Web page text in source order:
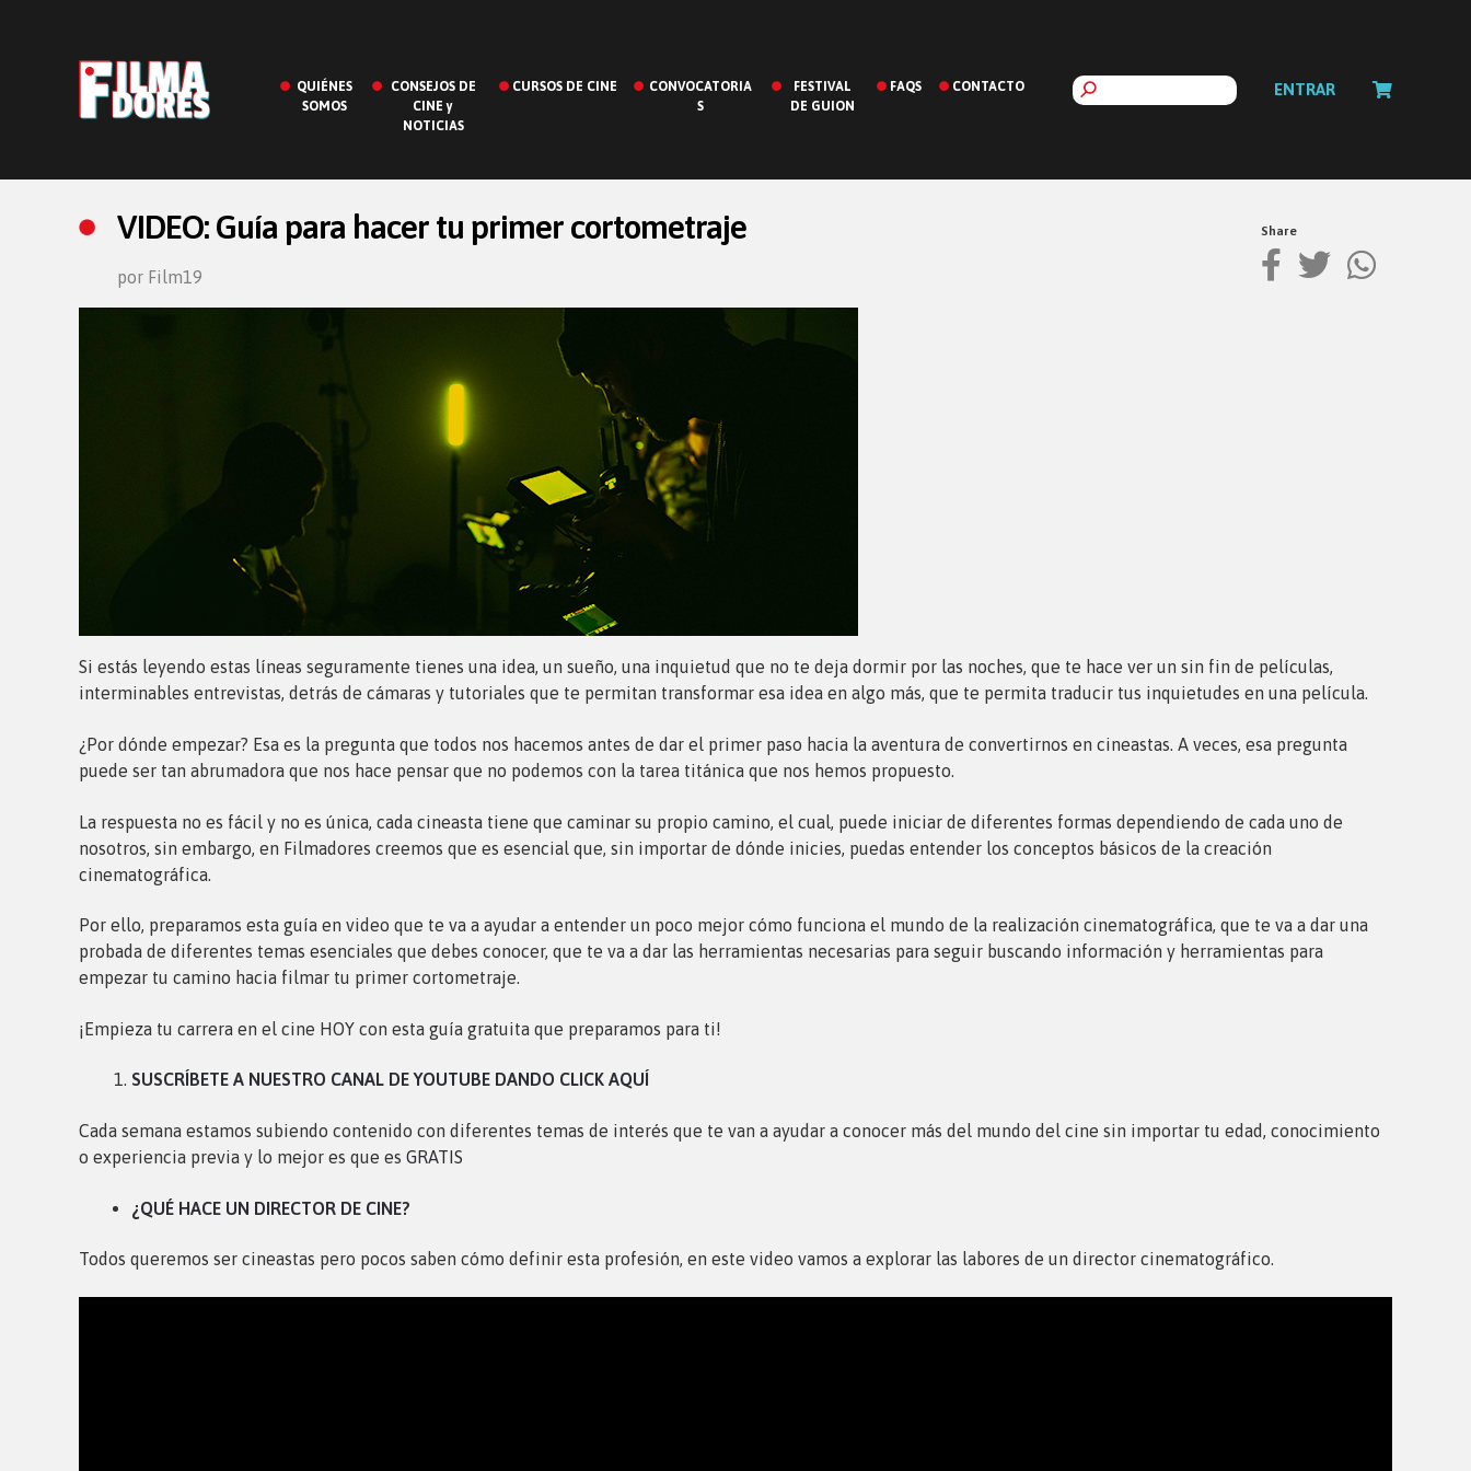
QUIÉNES
SOMOS
CONSEJOS DE
CINE y
NOTICIAS
CURSOS DE CINE
CONVOCATORIA
S
FESTIVAL
DE GUION
FAQS CONTACTO ENTRAR
VIDEO: Guía para hacer tu primer cortometraje
por Film19
Share
Si estás leyendo estas líneas seguramente tienes una idea, un sueño, una inquietud que no te deja dormir por las noches, que te hace ver un sin fin de películas,
interminables entrevistas, detrás de cámaras y tutoriales que te permitan transformar esa idea en algo más, que te permita traducir tus inquietudes en una película.
¿Por dónde empezar? Esa es la pregunta que todos nos hacemos antes de dar el primer paso hacia la aventura de convertirnos en cineastas. A veces, esa pregunta
puede ser tan abrumadora que nos hace pensar que no podemos con la tarea titánica que nos hemos propuesto.
La respuesta no es fácil y no es única, cada cineasta tiene que caminar su propio camino, el cual, puede iniciar de diferentes formas dependiendo de cada uno de
nosotros, sin embargo, en Filmadores creemos que es esencial que, sin importar de dónde inicies, puedas entender los conceptos básicos de la creación
cinematográfica.
Por ello, preparamos esta guía en video que te va a ayudar a entender un poco mejor cómo funciona el mundo de la realización cinematográfica, que te va a dar una
probada de diferentes temas esenciales que debes conocer, que te va a dar las herramientas necesarias para seguir buscando información y herramientas para
empezar tu camino hacia filmar tu primer cortometraje.
¡Empieza tu carrera en el cine HOY con esta guía gratuita que preparamos para ti!
SUSCRÍBETE A NUESTRO CANAL DE YOUTUBE DANDO CLICK AQUÍ
Cada semana estamos subiendo contenido con diferentes temas de interés que te van a ayudar a conocer más del mundo del cine sin importar tu edad, conocimiento
o experiencia previa y lo mejor es que es GRATIS
¿QUÉ HACE UN DIRECTOR DE CINE?
Todos queremos ser cineastas pero pocos saben cómo definir esta profesión, en este video vamos a explorar las labores de un director cinematográfico.